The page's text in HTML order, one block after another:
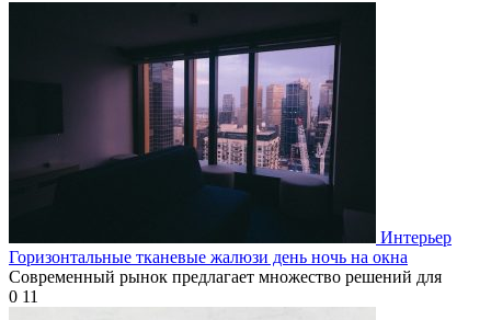
Интерьер
Горизонтальные тканевые жалюзи день ночь на окна
Современный рынок предлагает множество решений для
0 11